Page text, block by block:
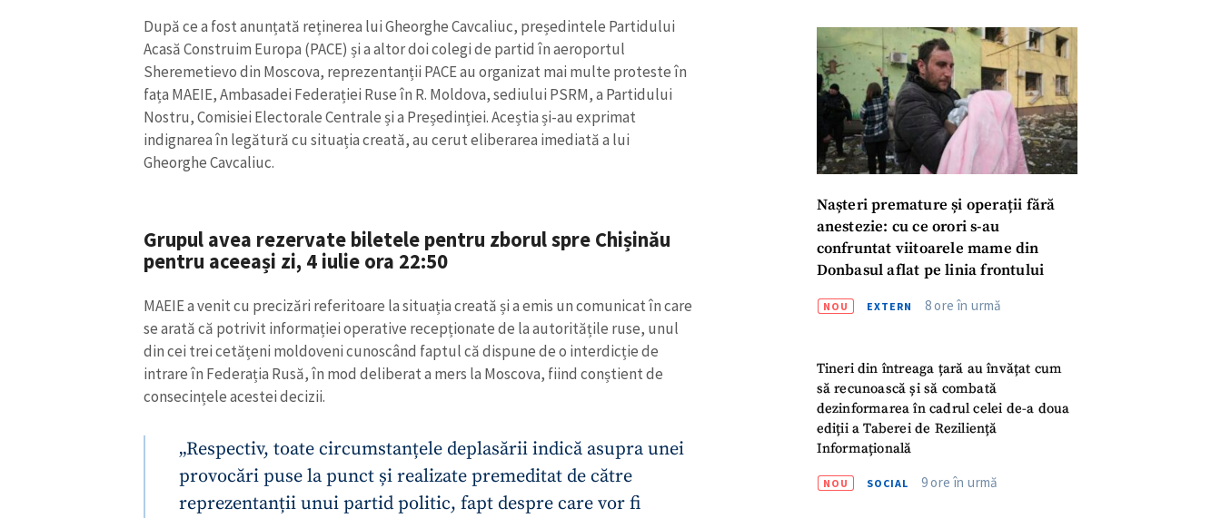
După ce a fost anunțată reținerea lui Gheorghe Cavcaliuc, președintele Partidului
Acasă Construim Europa (PACE) și a altor doi colegi de partid în aeroportul
Sheremetievo din Moscova, reprezentanții PACE au organizat mai multe proteste în
fața MAEIE, Ambasadei Federației Ruse în R. Moldova, sediului PSRM, a Partidului
Nostru, Comisiei Electorale Centrale și a Președinției. Aceștia și-au exprimat
indignarea în legătură cu situația creată, au cerut eliberarea imediată a lui
Gheorghe Cavcaliuc.
Grupul avea rezervate biletele pentru zborul spre Chișinău
pentru aceeași zi, 4 iulie ora 22:50
MAEIE a venit cu precizări referitoare la situația creată și a emis un comunicat în care
se arată că potrivit informației operative recepționate de la autoritățile ruse, unul
din cei trei cetățeni moldoveni cunoscând faptul că dispune de o interdicție de
intrare în Federația Rusă, în mod deliberat a mers la Moscova, fiind conștient de
consecințele acestei decizii.
„Respectiv, toate circumstanțele deplasării indică asupra unei
provocări puse la punct și realizate premeditat de către
reprezentanții unui partid politic, fapt despre care vor fi
Nașteri premature și operații fără
anestezie: cu ce orori s-au
confruntat viitoarele mame din
Donbasul aflat pe linia frontului
NOU EXTERN 8 ore în urmă
Tineri din întreaga țară au învățat cum
să recunoască și să combată
dezinformarea în cadrul celei de-a doua
ediții a Taberei de Reziliență
Informațională
NOU SOCIAL 9 ore în urmă
ȘTIREA MEA
Titlu știre + Adaugă titlu
Link media + Link media